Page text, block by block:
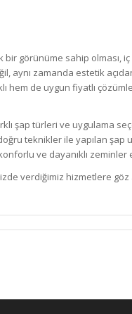
görünüme sahip olması,
aynı zamanda estetik
hem de uygun fiyatlı
şap türleri ve uygulama
teknikler ile yapılan şap
ve dayanıklı zeminler
verdiğimiz hizmetlere